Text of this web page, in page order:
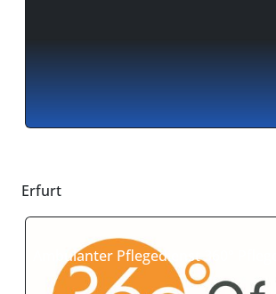
Erfurt
Ambulanter Pflegedienst 360°